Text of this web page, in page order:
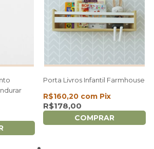
Porta Livros Infantil Farmhouse
R$178,00
R$160,20 com Pix
COMPRAR